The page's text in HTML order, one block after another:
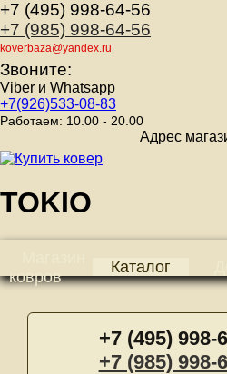
+7 (495) 998-64-56
+7 (985) 998-64-56
koverbaza@yandex.ru
Звоните:
Viber и Whatsapp
+7(926)533-08-83
Работаем: 10.00 - 20.00
Адрес магазина:
TOKIO
ковров
Каталог
+7 (495) 998-
+7 (985) 998-